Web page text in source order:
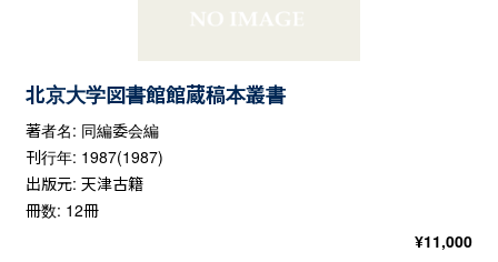
北京大学図書館館蔵稿本叢書
著者名: 同編委会編
刊行年: 1987(1987)
出版元: 天津古籍
冊数: 12冊
¥11,000